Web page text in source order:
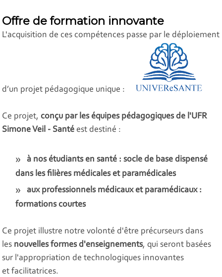
Offre de formation innovante
L'acquisition de ces compétences passe par le déploiement
d’un projet pédagogique unique :
Ce projet,conçu par les équipes pédagogiques de l'UFR
Simone Veil - Santé est destiné :
à nos étudiants en santé : socle de base dispensé
dans les filières médicales et paramédicales
aux professionnels médicaux et paramédicaux :
formations courtes
Ce projet illustre notre volonté d'être précurseurs dans
les nouvelles formes d'enseignements, qui seront basées
sur l'appropriation de technologiques innovantes
et facilitatrices.